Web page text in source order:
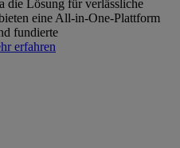
die Lösung für verlässliche
eine All-in-One-Plattform
fundierte
erfahren